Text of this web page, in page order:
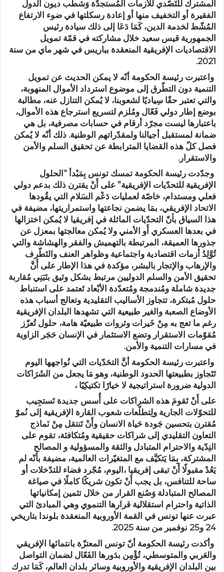
المشترك للتَصّدي للأزمات المُستجدّة وَشطب ديون الدول
الفقيرة أو التخفيف منها أو إعادة رسكلتها في ضوء الارتفاع
المُشّط لخدمة الدين، كَمَا دَعَا إلى ذلك سيادة رئيس
الجمهورية قيس سعيد خلال مشاركته في قمّة تمويل
الاقتصاديات الإفريقية المنعقدة بباريس في شهر ماي من سنة
2021.
واعتبرت رئيسة الحكومة أنّه لا يمكن الحديث عن تمويل
التنمية دون التطّرق إلى موضوع استرداد الأموال المنهوبة،
والتي تعتبر حقًا سِياديًا لشعوبنا، لا يُمكن التنازل عنه، مطالبة
بوضع إطار دولي فَعّال ومُلزم لتسريع استرجاع هذه الأموال،
باعتبارها ليست مجرّد أرقام في حسابات مصرفية، بل هي
ضمانة لمستقبل أجيالنا ولمقدّراتهم الوطنية. ذلك أنّه لا يُمكن
فصل كلّ هذه القضايا المترابطة عن تحقيق السلم والأمن
والاستقرار.
وجدّدت رئيسة الحكومة تمسك تونس بِمَبْدأ “الحلول
الإفريقية للتحدّيات الإفريقية” على أَنْ يقترن ذلك بدعم دولي
فعلي ومستدام، خاصّة لعمليات دَعْم السَلام التي يقُودها
الاتحاد الإفريقي، بمَا يضمن نجاعتها واستمراريتها، مضيفة في
هذا السياق بأنّ التحدّيات الماثلة في إفريقيا لا يُمكن اختزالها
في بعدها العسكري أَو الأمني ولا يُمكن معالجتها بمعزل عن
جذورها العميقة، المرتبطة بالتهميش والفقر والهشاشة والتي
تُوَّلِدُ أزمات اقتصادية واجتماعية وظواهر العنف والتَطّرف
والإرهاب والإتجار بالبشر، مؤكدة في هذا الإطار على أَنَّ
تحقيق الأمن والسلم الدوليين مرتبط بشكل وثيق بتَبَنِي مُقاربة
جديدة شاملة ومُندمجة ومُتعدّدة الأبْعاد تَعتمد على استنباط
حلول مُبتكرة، تتجاوز الأساليب التقليدية وتعالج أسباب هذه
الأوضاع الصعبة والغير طبيعية التي تشهدها البلدان الإفريقية
رغم ما تعج به مِنْ خَيرات وثروات طبيعيّة هامة، حلول تُعزّز
مُقوّمات الاستقرار وتضع الاستثمار في الإنسان حَجَر الزاوية
في مسارات التنمية والأمن.
واعتبرت رئيسة الحكومة أنَّ التحَدّيات التي نُواجهها اليوم
تَتَجاوز بطبيعتها الحدود الوطنية، وهو مَا يجعل من الشَرَاكات
الدولية ضرورة استراتيجية لا خيارًا تكتيكِيًا ،
على أَنْ تَقومَ هذه الشراكات على أُسس جديدة تَستجِيب
للتحوّلات الجارية ولِتطلّعات شعوب القارة الإفريقية إلى نُموّ
مُقترن بتحسين جَودة حَياة الانسان وأَنْ تَنتقل مِنْ نَماذج
التعاون التقليدي إلى شراكات حقيقية ومُتكافئة، تقوم على
النِدّية والاحترام المتبادل والثقة والمسؤولية و المصالح
المشتركة، بِمَا يَتكيَّف مع المتغيّرات العالمية، مضيفة بأنّه لم
يَعُدْ مقبولًا أَنْ تبقى إفريقيا ،اليوم، مُجّرد فضاء للتدّخلات أو
ساحة للتنافس، بل يجب أَنْ تكون شريكًا كاملًا في صياغة
المصالح المتبادلة وَصُنع القرار من خلال تثمين إمكانياتها
الذاتية واحترام استقلالية قرارها التنموي وهي المبادئ التي
عبرت عنها تونس في القمة الأوروبية المنعقدة بلوندا بتاريخي
24 و25 نوفمبر من سنة 2025.
وأكدت رئيسة الحكومة أنّ تونس المعتزّة بانتمائها الإفريقي
والعَربي والمتوسطي، تُؤْمِن بدَورها الفَعّال لضمان التواصل
بين البلدان الإفريقية والأوروبية وسائر بلدان العالم، كَمَا تدرك